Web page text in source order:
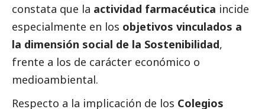
constata que la actividad farmacéutica incide
especialmente en los objetivos vinculados a
la dimensión social de la Sostenibilidad,
frente a los de carácter económico o
medioambiental.
Respecto a la implicación de los Colegios